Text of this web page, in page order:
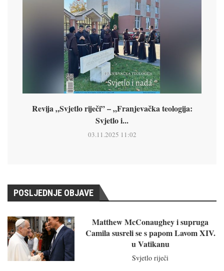
Revija „Svjetlo riječi” – „Franjevačka teologija:
Svjetlo i...
03.11.2025 11:02
POSLJEDNJE OBJAVE
Matthew McConaughey i supruga
Camila susreli se s papom Lavom XIV.
u Vatikanu
Svjetlo riječi